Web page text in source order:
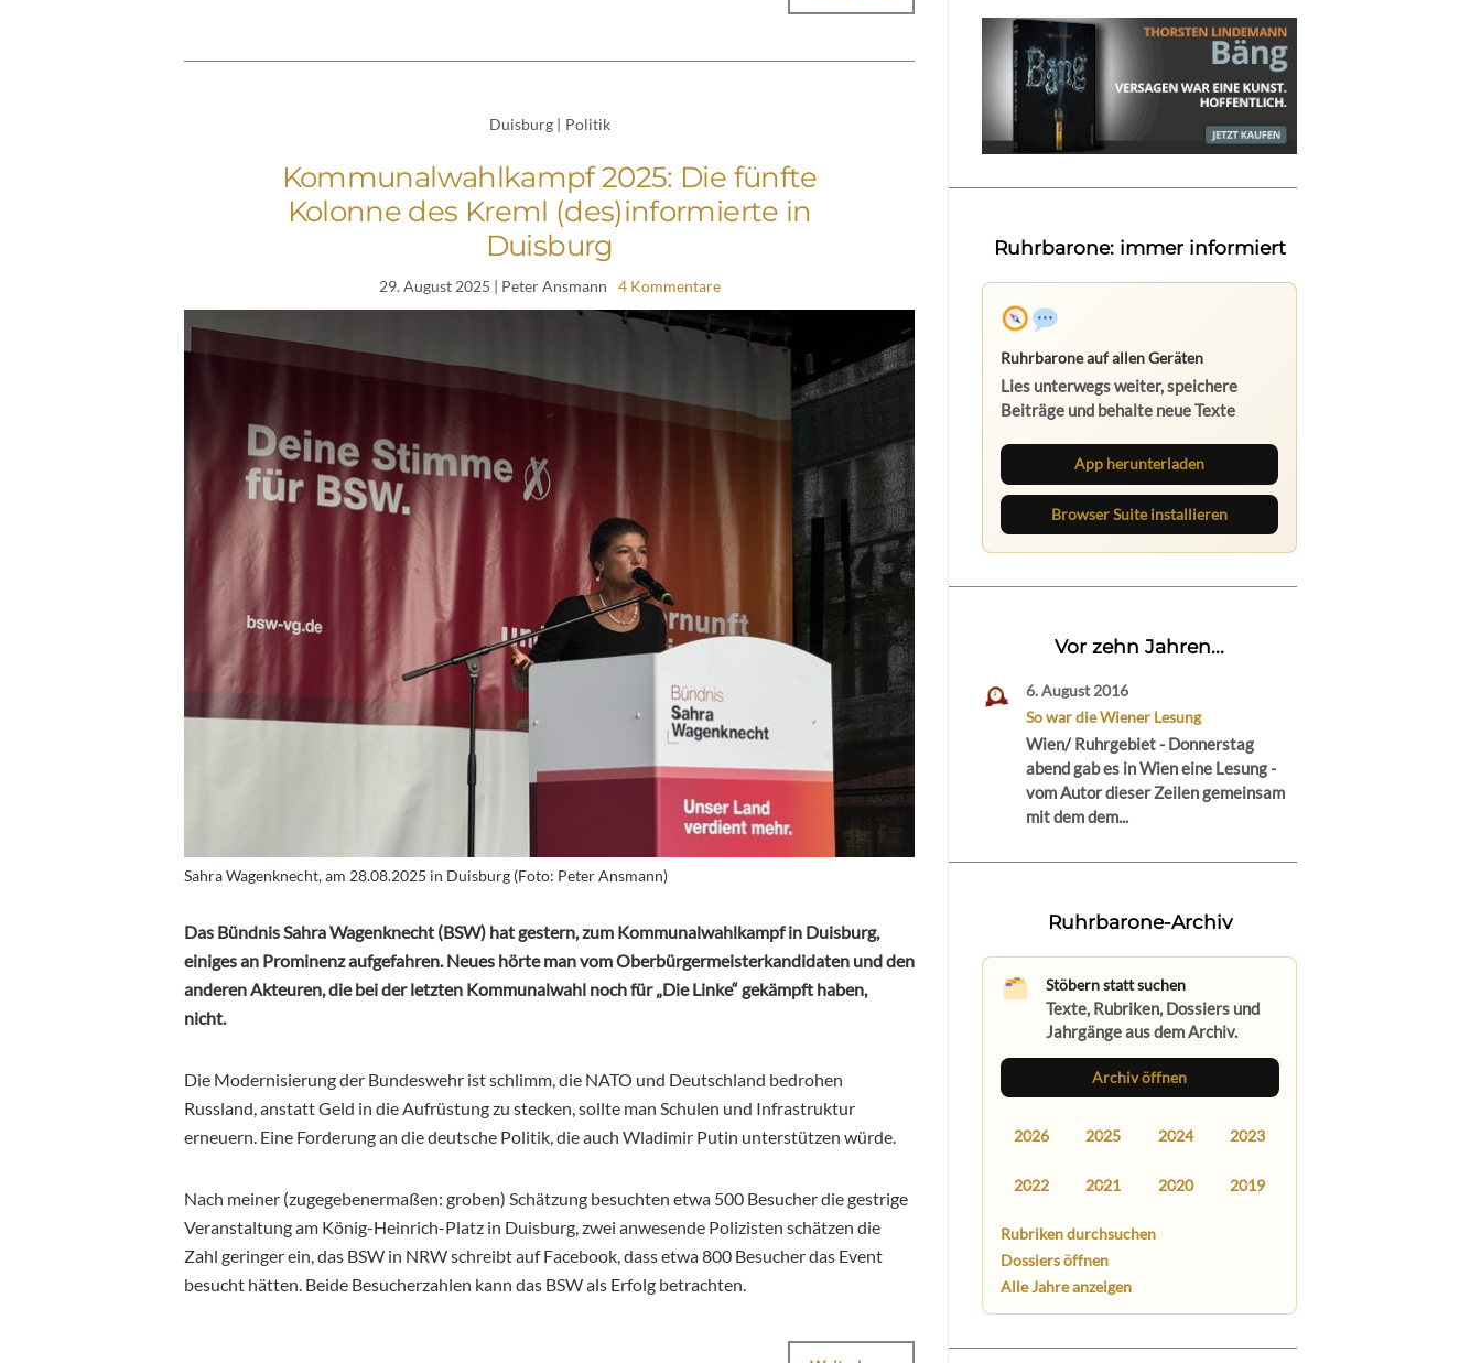
Duisburg | Politik
Kommunalwahlkampf 2025: Die fünfte
Kolonne des Kreml (des)informierte in
Duisburg
29. August 2025 | Peter Ansmann 4 Kommentare
Sahra Wagenknecht, am 28.08.2025 in Duisburg (Foto: Peter Ansmann)
Das Bündnis Sahra Wagenknecht (BSW) hat gestern, zum Kommunalwahlkampf in Duisburg,
einiges an Prominenz aufgefahren. Neues hörte man vom Oberbürgermeisterkandidaten und den
anderen Akteuren, die bei der letzten Kommunalwahl noch für „Die Linke“ gekämpft haben,
nicht.
Die Modernisierung der Bundeswehr ist schlimm, die NATO und Deutschland bedrohen
Russland, anstatt Geld in die Aufrüstung zu stecken, sollte man Schulen und Infrastruktur
erneuern. Eine Forderung an die deutsche Politik, die auch Wladimir Putin unterstützen würde.
Nach meiner (zugegebenermaßen: groben) Schätzung besuchten etwa 500 Besucher die gestrige
Veranstaltung am König-Heinrich-Platz in Duisburg, zwei anwesende Polizisten schätzen die
Zahl geringer ein, das BSW in NRW schreibt auf Facebook, dass etwa 800 Besucher das Event
besucht hätten. Beide Besucherzahlen kann das BSW als Erfolg betrachten.
Ruhrbarone: immer informiert
Ruhrbarone auf allen Geräten
Lies unterwegs weiter, speichere
Beiträge und behalte neue Texte
App herunterladen
Browser Suite installieren
Vor zehn Jahren...
6. August 2016
So war die Wiener Lesung
Wien/ Ruhrgebiet - Donnerstag
abend gab es in Wien eine Lesung -
vom Autor dieser Zeilen gemeinsam
mit dem dem...
Ruhrbarone-Archiv
Stöbern statt suchen
Texte, Rubriken, Dossiers und
Jahrgänge aus dem Archiv.
Archiv öffnen
2026 2025 2024 2023
2022 2021 2020 2019
Rubriken durchsuchen
Dossiers öffnen
Alle Jahre anzeigen